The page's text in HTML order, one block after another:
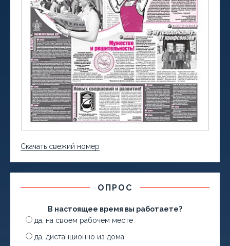
Скачать свежий номер
ОПРОС
В настоящее время вы работаете?
да, на своем рабочем месте
да, дистанционно из дома